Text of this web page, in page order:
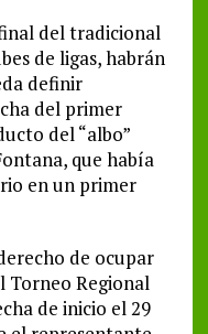
del tradicional
de ligas, habrán
definir
del primer
del “albo”
que había
en un primer
de ocupar
Torneo Regional
de inicio el 29